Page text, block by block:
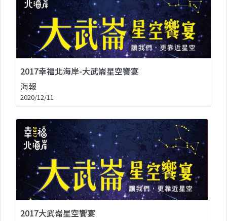
2017幸福北海岸-大武崙星空饗宴
海報
2020/12/11
2017大武崙星空饗宴